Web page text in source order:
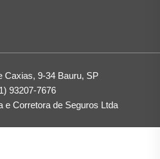
Caxias, 9-34 Bauru, SP
93207-7676
e Corretora de Seguros Ltda